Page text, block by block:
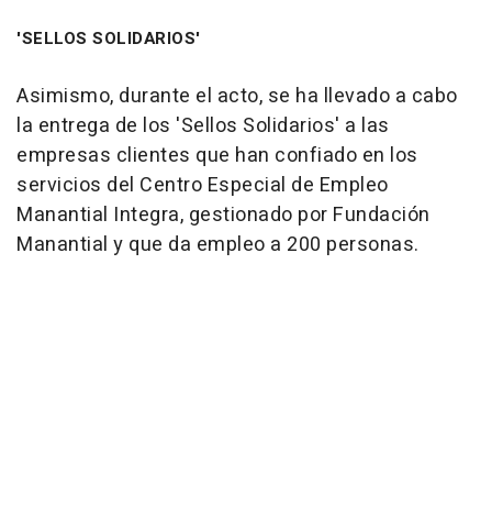
'SELLOS SOLIDARIOS'
Asimismo, durante el acto, se ha llevado a cabo
la entrega de los 'Sellos Solidarios' a las
empresas clientes que han confiado en los
servicios del Centro Especial de Empleo
Manantial Integra, gestionado por Fundación
Manantial y que da empleo a 200 personas.